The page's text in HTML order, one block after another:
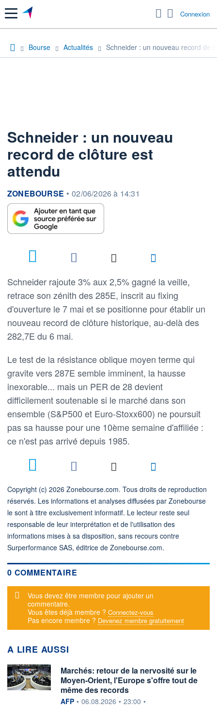
Menu Connexion
Bourse Actualités Schneider : un nouveau record de
Schneider : un nouveau
record de clôture est
attendu
information fournie par
ZONEBOURSE • 02/06/2026 à 14:31
Schneider rajoute 3% aux 2,5% gagné la veille,
retrace son zénith des 285E, inscrit au fixing
d'ouverture le 7 mai et se positionne pour établir un
nouveau record de clôture historique, au-delà des
282,7E du 6 mai.
Le test de la résistance oblique moyen terme qui
gravite vers 287E semble imminent, la hausse
inexorable... mais un PER de 28 devient
difficilement soutenable si le marché dans son
ensemble (S&P500 et Euro-Stoxx600) ne poursuit
pas sa hausse pour une 10ème semaine d'affiliée :
ce n'est pas arrivé depuis 1985.
Copyright (c) 2026 Zonebourse.com. Tous droits de reproduction
réservés. Les informations et analyses diffusées par Zonebourse
le sont à titre exclusivement informatif. Le lecteur reste seul
responsable de leur interprétation et de l'utilisation des
informations mises à sa disposition, sans recours contre
Surperformance SAS, éditrice de Zonebourse.com.
0 COMMENTAIRE
Message d'alerte
Vous devez être membre pour ajouter un
commentaire.
Vous êtes déjà membre ? Connectez-vous
Pas encore membre ? Devenez membre gratuitement
A LIRE AUSSI
Marchés: retour de la nervosité sur le
Moyen-Orient, l'Europe s'offre tout de
même des records
information fournie par
AFP • 06.08.2026 • 23:00 •